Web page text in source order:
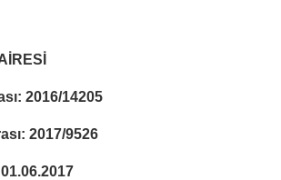
2016/14205
2017/9526